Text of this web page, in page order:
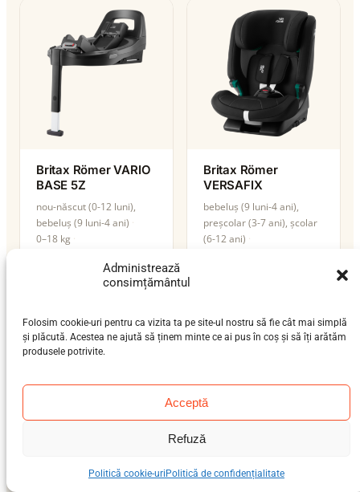
Administrează
consimțământul
Folosim cookie-uri pentru ca vizita ta pe site-ul nostru să fie cât mai simplă
și plăcută. Acestea ne ajută să ținem minte ce ai pus în coș și să îți arătăm
produsele potrivite.
Acceptă
Refuză
Politică cookie-uri Politică de confidențialitate
Britax Römer VARIO
BASE 5Z
nou-născut (0-12 luni),
bebeluș (9 luni-4 ani)
0–18 kg
Britax Römer
VERSAFIX
bebeluș (9 luni-4 ani),
preșcolar (3-7 ani), școlar
(6-12 ani)